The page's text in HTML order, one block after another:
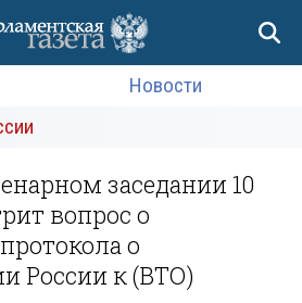
Новости
заседании 10
вопрос о
о
России к (ВТО)